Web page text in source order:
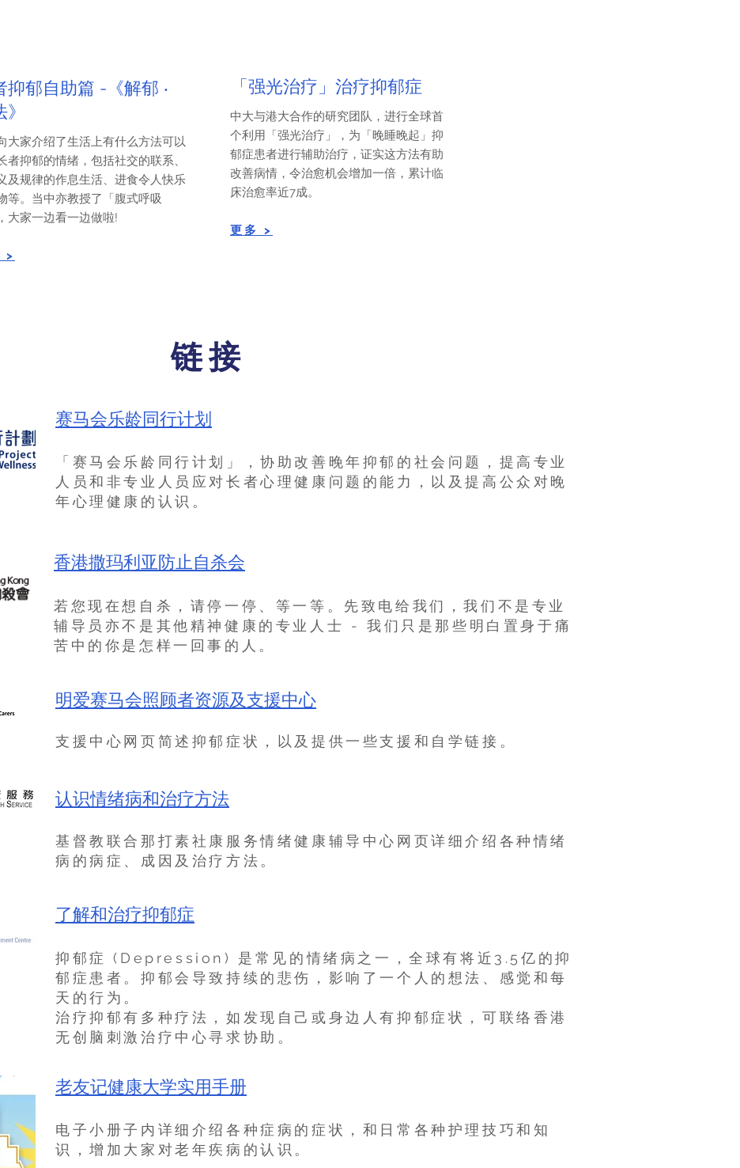
抑郁自助篇 -《解郁 ‧
大家介绍了生活上有什么方法可以
者抑郁的情绪，包括社交的联系、
及规律的作息生活、进食令人快乐
等。当中亦教授了「腹式呼吸
大家一边看一边做啦!
>
「强光治疗」治疗抑郁症
中大与港大合作的研究团队，进行全球首
个利用「强光治疗」，为「晚睡晚起」抑
郁症患者进行辅助治疗，证实这方法有助
改善病情，令治愈机会增加一倍，累计临
床治愈率近7成。
​更多 >
​链接
赛马会乐龄同行计划
「赛马会乐龄同行计划」，协助改善晚年抑郁的社会问题，提高专业
人员和非专业人员应对长者心理健康问题的能力，以及提高公众对晚
年心理健康的认识。
香港撒玛利亚防止自杀会
若您现在想自杀，请停一停、等一等。先致电给我们，我们不是专业
辅导员亦不是其他精神健康的专业人士 - 我们只是那些明白置身于痛
苦中的你是怎样一回事的人。
明爱赛马会照顾者资源及支援中心
支援中心网页简述抑郁症状，以及提供一些支援和自学链接。
认识情绪病和治疗方法
基督教联合那打素社康服务情绪健康辅导中心网页详细介绍各种情绪
病的病症、成因及治疗方法。
了解和治疗抑郁症
​抑郁症 (Depression) 是常见的情绪病之一，全球有将近3.5亿的抑
郁症患者。抑郁会导致持续的悲伤，影响了一个人的想法、感觉和每
天的行为。
治疗抑郁有多种疗法，如发现自己或身边人有抑郁症状，可联络香港
无创脑刺激治疗中心寻求协助。
老友记健康大学实用手册
电子小册子内详细介绍各种症病的症状，和日常各种护理技巧和知
识，增加大家对老年疾病的认识。